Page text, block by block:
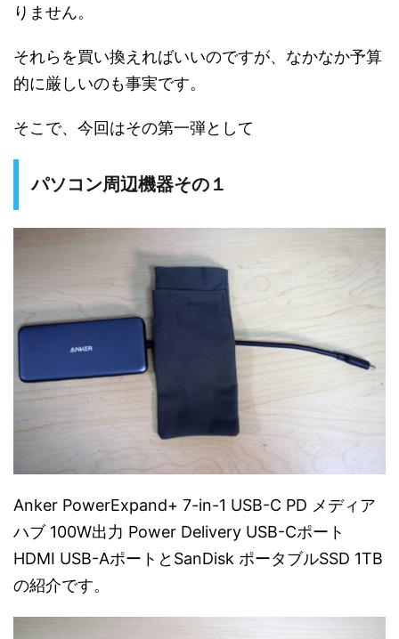
りません。
それらを買い換えればいいのですが、なかなか予算
的に厳しいのも事実です。
そこで、今回はその第一弾として
パソコン周辺機器その１
Anker PowerExpand+ 7-in-1 USB-C PD メディア
ハブ 100W出力 Power Delivery USB-Cポート
HDMI USB-AポートとSanDisk ポータブルSSD 1TB
の紹介です。